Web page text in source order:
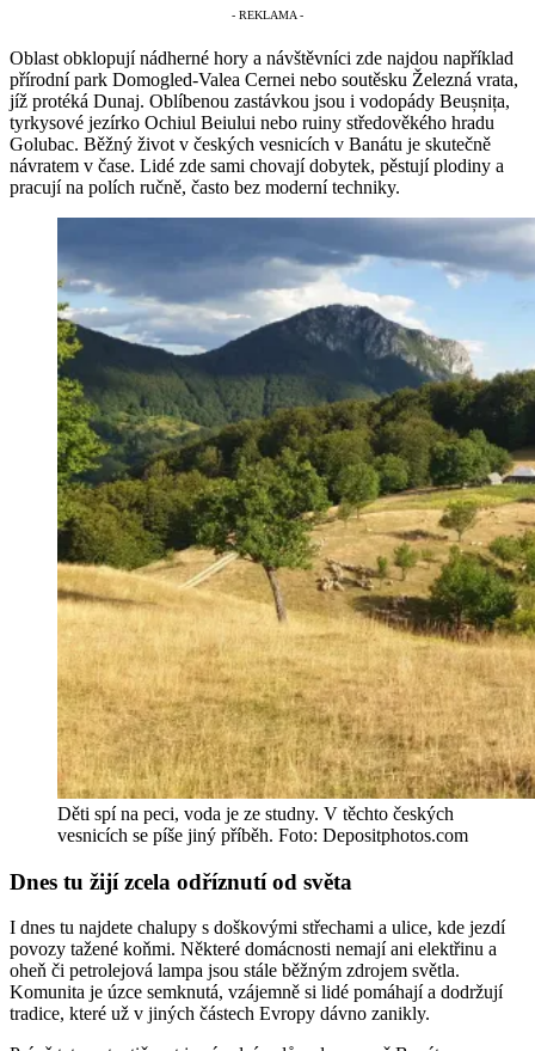
Oblast obklopují nádherné hory a návštěvníci zde najdou například
přírodní park Domogled-Valea Cernei nebo soutěsku Železná vrata,
jíž protéká Dunaj. Oblíbenou zastávkou jsou i vodopády Beușnița,
tyrkysové jezírko Ochiul Beiului nebo ruiny středověkého hradu
Golubac. Běžný život v českých vesnicích v Banátu je skutečně
návratem v čase. Lidé zde sami chovají dobytek, pěstují plodiny a
pracují na polích ručně, často bez moderní techniky.
Děti spí na peci, voda je ze studny. V těchto českých
vesnicích se píše jiný příběh. Foto: Depositphotos.com
Dnes tu žijí zcela odříznutí od světa
I dnes tu najdete chalupy s doškovými střechami a ulice, kde jezdí
povozy tažené koňmi. Některé domácnosti nemají ani elektřinu a
oheň či petrolejová lampa jsou stále běžným zdrojem světla.
Komunita je úzce semknutá, vzájemně si lidé pomáhají a dodržují
tradice, které už v jiných částech Evropy dávno zanikly.